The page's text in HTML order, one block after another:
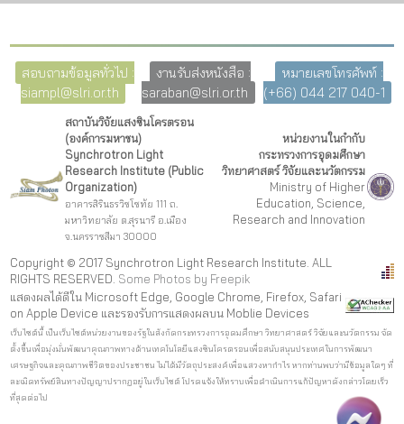
สอบถามข้อมูลทั่วไป :
siampl@slri.or.th
งานรับส่งหนังสือ :
saraban@slri.or.th
หมายเลขโทรศัพท์ :
(+66) 044 217 040-1
สถาบันวิจัยแสงซินโครตรอน
(องค์การมหาชน)
Synchrotron Light
Research Institute (Public
Organization)
อาคารสิรินธรวิชโชทัย 111 ถ.
มหาวิทยาลัย ต.สุรนารี อ.เมือง
จ.นครราชสีมา 30000
หน่วยงานในกำกับ
กระทรวงการอุดมศึกษา
วิทยาศาสตร์ วิจัยและนวัตกรรม
Ministry of Higher
Education, Science,
Research and Innovation
Copyright © 2017 Synchrotron Light Research Institute. ALL
RIGHTS RESERVED. Some Photos by Freepik
แสดงผลได้ดีใน Microsoft Edge, Google Chrome, Firefox, Safari
on Apple Device และรองรับการแสดงผลบน Moblie Devices
เว็บไซต์นี้ เป็นเว็บไซต์หน่วยงานของรัฐในสังกัดกระทรวงการอุดมศึกษา วิทยาศาสตร์ วิจัยและนวัตกรรม จัด
ตั้งขึ้นเพื่อมุ่งมั่นพัฒนาคุณภาพทางด้านเทคโนโลยีแสงซินโครตรอนเพื่อสนับสนุนประเทศในการพัฒนา
เศรษฐกิจและคุณภาพชีวิตของประชาชน ไม่ได้มีวัตถุประสงค์เพื่อแสวงหากำไร หากท่านพบว่ามีข้อมูลใดๆ ที่
ละเมิดทรัพย์สินทางปัญญาปรากฏอยู่ในเว็บไซต์ โปรดแจ้งให้ทราบเพื่อดำเนินการแก้ปัญหาดังกล่าวโดยเร็ว
ที่สุดต่อไป